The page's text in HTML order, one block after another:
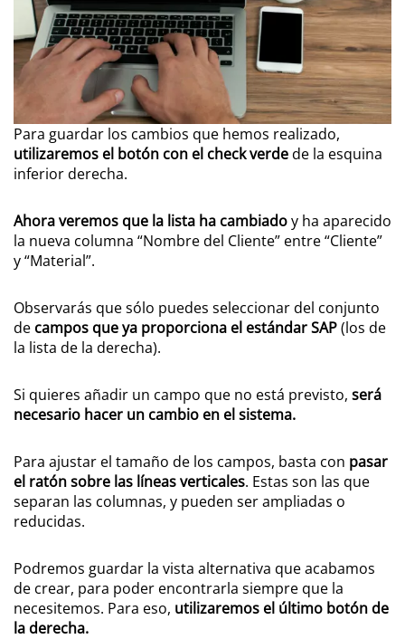
Para guardar los cambios que hemos realizado,
utilizaremos el botón con el check verdede la esquina
inferior derecha.
Ahora veremos que la lista ha cambiadoy ha aparecido
la nueva columna “Nombre del Cliente” entre “Cliente”
y “Material”.
Observarás que sólo puedes seleccionar del conjunto
de campos que ya proporciona el estándar SAP(los de
la lista de la derecha).
Si quieres añadir un campo que no está previsto, será
necesario hacer un cambio en el sistema.
Para ajustar el tamaño de los campos, basta con pasar
el ratón sobre las líneas verticales. Estas son las que
separan las columnas, y pueden ser ampliadas o
reducidas.
Podremos guardar la vista alternativa que acabamos
de crear, para poder encontrarla siempre que la
necesitemos. Para eso, utilizaremos el último botón de
la derecha.